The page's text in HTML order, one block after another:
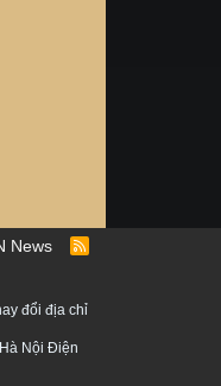
News
R
đổi địa chỉ
Nội Điện